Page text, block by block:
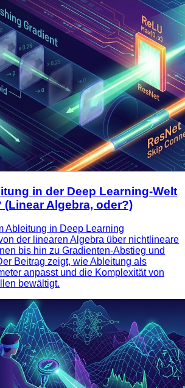
in der Deep Learning‑Welt
Algebra, oder?)
Ableitung in Deep Learning
der linearen Algebra über nichtlineare
bis hin zu Gradienten‑Abstieg und
Beitrag zeigt, wie Ableitung als
anpasst und die Komplexität von
bewältigt.